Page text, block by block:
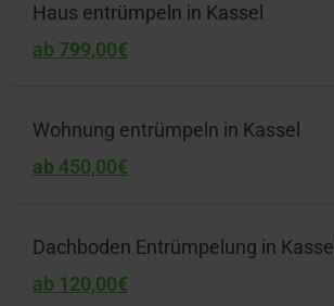
Haus entrümpeln in Kassel
ab 799,00€
Wohnung entrümpeln in Kassel
ab 450,00€
Dachboden Entrümpelung in Kassel
ab 120,00€